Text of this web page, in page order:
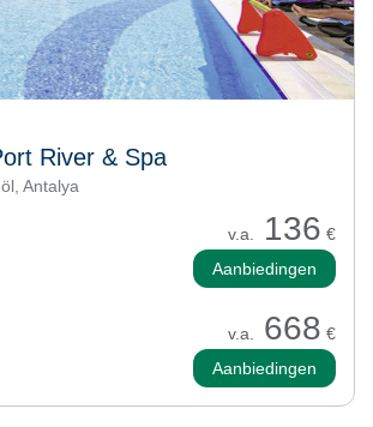
River & Spa
Antalya
v.a. 136 €
Aanbiedingen
v.a. 668 €
Aanbiedingen